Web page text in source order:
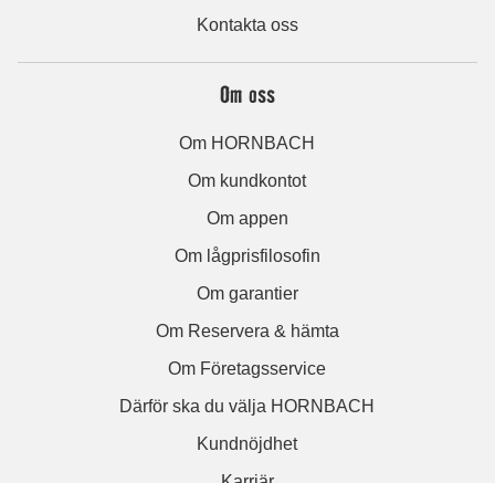
Kontakta oss
Om oss
Om HORNBACH
Om kundkontot
Om appen
Om lågprisfilosofin
Om garantier
Om Reservera & hämta
Om Företagsservice
Därför ska du välja HORNBACH
Kundnöjdhet